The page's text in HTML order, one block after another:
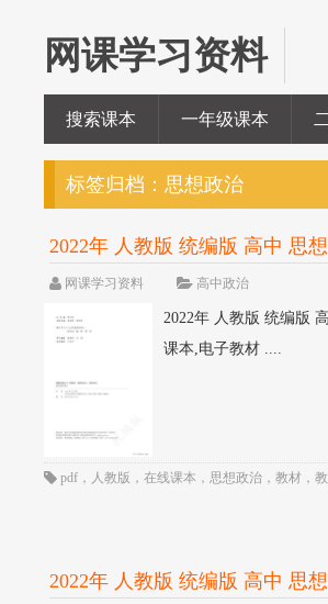
网课学习资料
搜索课本 一年级课本
标签归档：思想政治
2022年 人教版 统编版 高中 思
网课学习资料 高中政治
2022年 人教版 统编版
课本,电子教材 ....
pdf ， 人教版 ，在线课本 ，思想政治 ，教材 ，
2022年 人教版 统编版 高中 思